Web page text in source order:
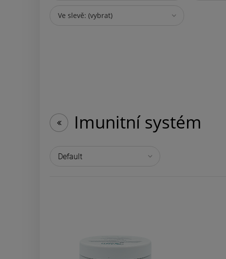
Ve slevě: (vybrat)
Imunitní systém